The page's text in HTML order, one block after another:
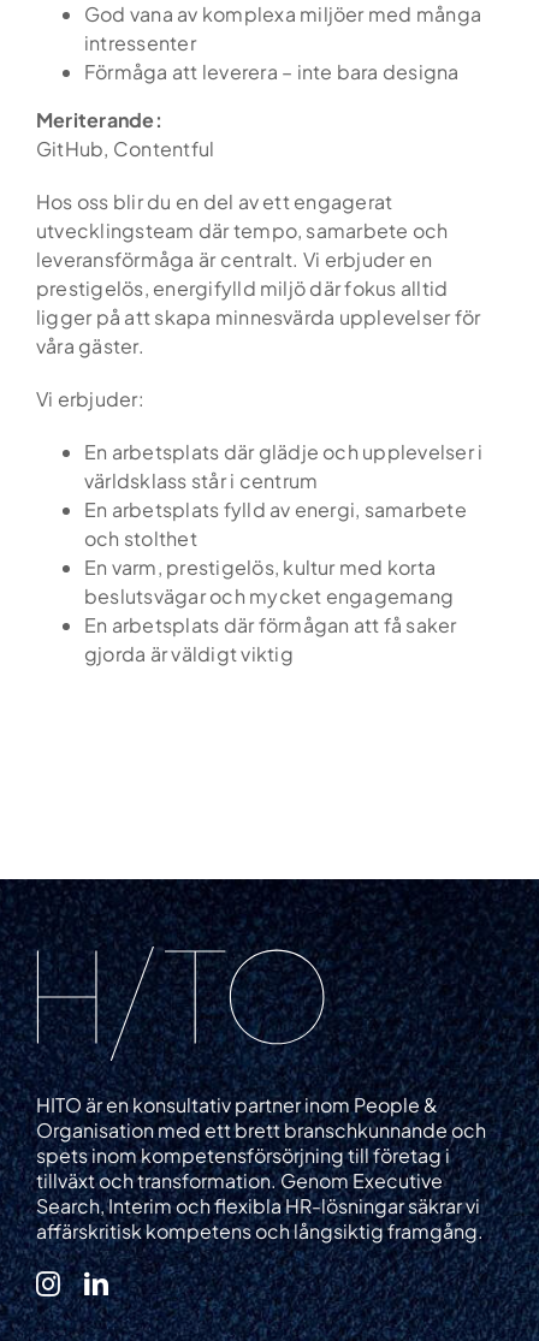
God vana av komplexa miljöer med många
intressenter
Förmåga att leverera – inte bara designa
Meriterande:
GitHub, Contentful
Hos oss blir du en del av ett engagerat
utvecklingsteam där tempo, samarbete och
leveransförmåga är centralt. Vi erbjuder en
prestigelös, energifylld miljö där fokus alltid
ligger på att skapa minnesvärda upplevelser för
våra gäster.
Vi erbjuder:
En arbetsplats där glädje och upplevelser i
världsklass står i centrum
En arbetsplats fylld av energi, samarbete
och stolthet
En varm, prestigelös, kultur med korta
beslutsvägar och mycket engagemang
En arbetsplats där förmågan att få saker
gjorda är väldigt viktig
HITO är en konsultativ partner inom People &
Organisation med ett brett branschkunnande och
spets inom kompetensförsörjning till företag i
tillväxt och transformation. Genom Executive
Search, Interim och flexibla HR-lösningar säkrar vi
affärskritisk kompetens och långsiktig framgång.
Hem
Tjänster
Kandidatupplevelsen
Din karriär
Om oss
Kontakt
Podden Ärligt talat